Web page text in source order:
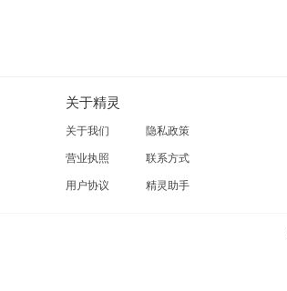
关于精灵
关于我们
营业执照
用户协议
隐私政策
联系方式
精灵助手